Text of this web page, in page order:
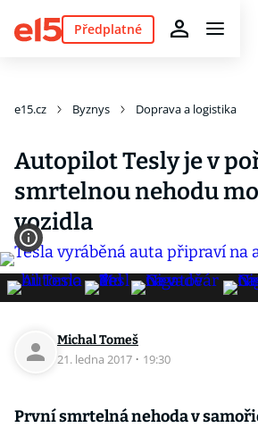
Předplatné
e15.cz Byznys Doprava a logistika
Autopilot Tesly je v
smrtelnou nehodu
vozidla
Michal Tomeš
21. ledna 2017 · 19:30
První smrtelná nehoda v